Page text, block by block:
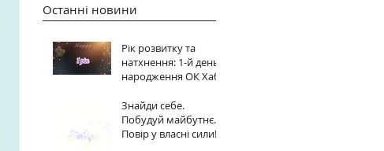
Останні новини
Рік розвитку та
натхнення: 1-й день
народження ОК Хабу
Знайди себе.
Побудуй майбутнє.
Повір у власні сили!